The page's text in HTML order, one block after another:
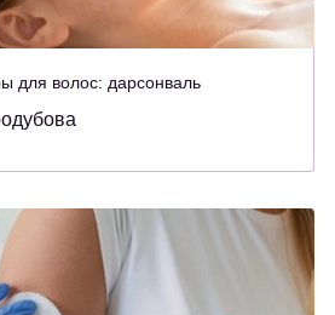
для волос: дарсонваль